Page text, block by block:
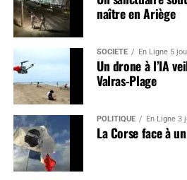
naître en Ariège
SOCIÉTÉ En Ligne 5
Un drone à l’IA
Valras-Plage
POLITIQUE En Ligne 3
La Corse face à